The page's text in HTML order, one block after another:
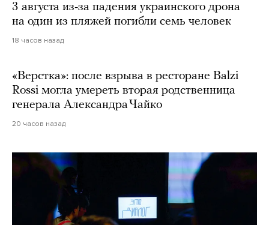
3 августа из-за падения украинского дрона
на один из пляжей погибли семь человек
18 часов назад
«Верстка»: после взрыва в ресторане Balzi
Rossi могла умереть вторая родственница
генерала Александра Чайко
20 часов назад